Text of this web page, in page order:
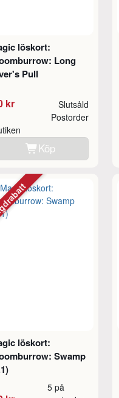
löskort:
Long
Pull
kr Slutsåld
Postorder
Köp
löskort:
Swamp
5 på